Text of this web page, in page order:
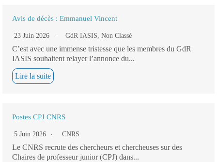
Avis de décès : Emmanuel Vincent
23 Juin 2026 GdR IASIS, Non Classé
C’est avec une immense tristesse que les membres du GdR
IASIS souhaitent relayer l’annonce du...
Lire la suite
Postes CPJ CNRS
5 Juin 2026 CNRS
Le CNRS recrute des chercheurs et chercheuses sur des
Chaires de professeur junior (CPJ) dans...